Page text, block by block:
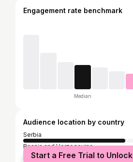
Engagement rate benchmark
Median
Audience location by country
Serbia
Bosnia and Herzegovina
Montenegro
Start a Free Trial to Unlock